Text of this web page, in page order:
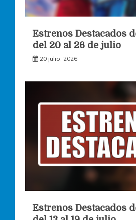
Estrenos Destacados
del 20 al 26 de julio
20 julio, 2026
Estrenos Destacados